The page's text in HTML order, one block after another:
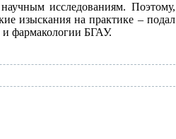
исследованиям. Поэтому,
изыскания на практике – подал
и фармакологии БГАУ.